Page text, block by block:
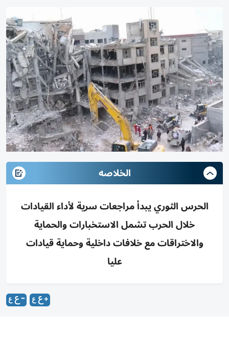
الخلاصه
الحرس الثوري يبدأ مراجعات سرية لأداء القيادات
خلال الحرب تشمل الاستخبارات والحماية
والاختراقات مع خلافات داخلية وحماية قيادات
عليا